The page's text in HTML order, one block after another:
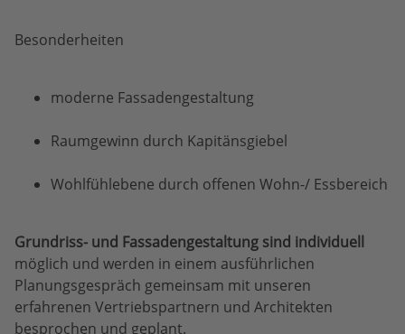
Besonderheiten
moderne Fassadengestaltung
Raumgewinn durch Kapitänsgiebel
Wohlfühlebene durch offenen Wohn-/ Essbereich
Grundriss- und Fassadengestaltung sind individuell
möglich und werden in einem ausführlichen
Planungsgespräch gemeinsam mit unseren
erfahrenen Vertriebspartnern und Architekten
besprochen und geplant.